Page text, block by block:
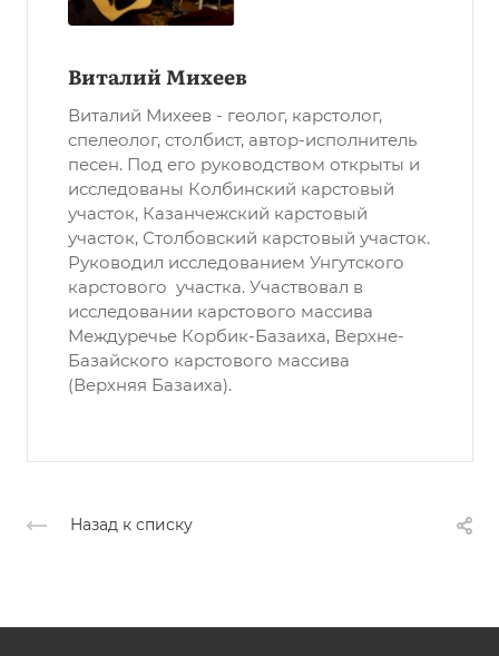
Виталий Михеев
Виталий Михеев - геолог, карстолог,
спелеолог, столбист, автор-исполнитель
песен. Под его руководством открыты и
исследованы Колбинский карстовый
участок, Казанчежский карстовый
участок, Столбовский карстовый участок.
Руководил исследованием Унгутского
карстового участка. Участвовал в
исследовании карстового массива
Междуречье Корбик-Базаиха, Верхне-
Базайского карстового массива
(Верхняя Базаиха).
Назад к списку